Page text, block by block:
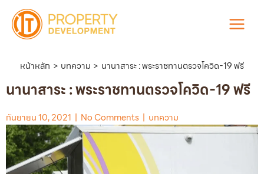
content
Main
Menu
หน้าหลัก บทความ นานาสาระ : พระราชทานตรวจโควิด-19 ฟรี
นานาสาระ : พระราชทานตรวจโควิด-19 ฟรี
กันยายน 10, 2021 | No Comments | บทความ